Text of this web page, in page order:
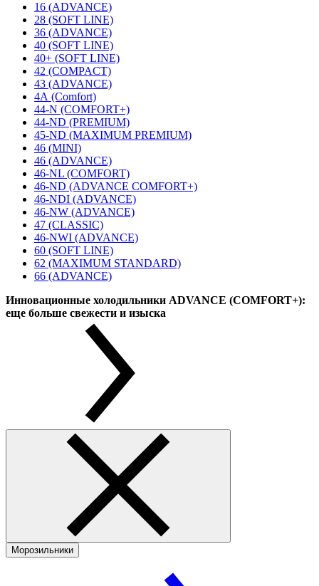
16 (ADVANCE)
28 (SOFT LINE)
36 (ADVANCE)
40 (SOFT LINE)
40+ (SOFT LINE)
42 (COMPACT)
43 (ADVANCE)
4А (Comfort)
44-N (COMFORT+)
44-ND (PREMIUM)
45-ND (MAXIMUM PREMIUM)
46 (MINI)
46 (ADVANCE)
46-NL (COMFORT)
46-ND (ADVANCE COMFORT+)
46-NDI (ADVANCE)
46-NW (ADVANCE)
47 (CLASSIC)
46-NWI (ADVANCE)
60 (SOFT LINE)
62 (MAXIMUM STANDARD)
66 (ADVANCE)
Инновационные холодильники ADVANCE (COMFORT+):
еще больше свежести и изыска
Морозильники